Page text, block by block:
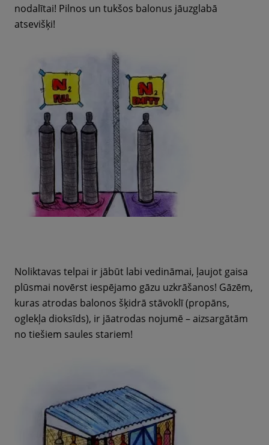
nodalītai! Pilnos un tukšos balonus jāuzglabā
atsevišķi!
Noliktavas telpai ir jābūt labi vedināmai, ļaujot gaisa
plūsmai novērst iespējamo gāzu uzkrāšanos! Gāzēm,
kuras atrodas balonos šķidrā stāvoklī (propāns,
oglekļa dioksīds), ir jāatrodas nojumē – aizsargātām
no tiešiem saules stariem!